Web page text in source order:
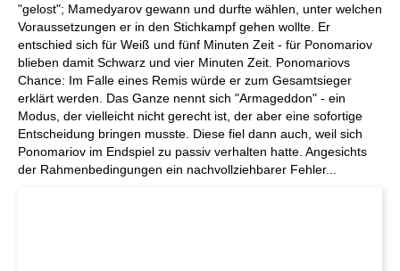
"gelost"; Mamedyarov gewann und durfte wählen, unter welchen
Voraussetzungen er in den Stichkampf gehen wollte. Er
entschied sich für Weiß und fünf Minuten Zeit - für Ponomariov
blieben damit Schwarz und vier Minuten Zeit. Ponomariovs
Chance: Im Falle eines Remis würde er zum Gesamtsieger
erklärt werden. Das Ganze nennt sich "Armageddon" - ein
Modus, der vielleicht nicht gerecht ist, der aber eine sofortige
Entscheidung bringen musste. Diese fiel dann auch, weil sich
Ponomariov im Endspiel zu passiv verhalten hatte. Angesichts
der Rahmenbedingungen ein nachvollziehbarer Fehler...